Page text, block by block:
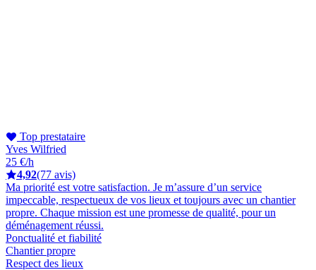
Top prestataire
Yves Wilfried
25 €/h
4,92(77 avis)
Ma priorité est votre satisfaction. Je m’assure d’un service
impeccable, respectueux de vos lieux et toujours avec un chantier
propre. Chaque mission est une promesse de qualité, pour un
déménagement réussi.
Ponctualité et fiabilité
Chantier propre
Respect des lieux